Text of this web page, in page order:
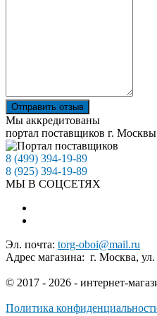
Отправить отзыв
Мы аккредитованы
портал поставщиков г. Москвы
8 (499) 394-19-89
8 (925) 394-19-89
МЫ В СОЦСЕТЯХ
Эл. почта: torg-oboi@mail.ru
Адрес магазина: г. Москва,
© 2017 - 2026 - интернет-
Политика